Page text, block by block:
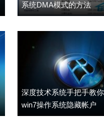
系统DMA模式的方法
深度技术系统手把手教
win7操作系统隐藏帐户